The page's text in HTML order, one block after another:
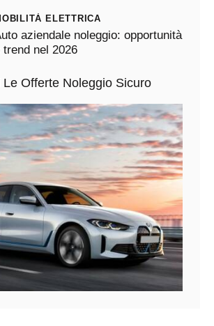
ELETTRICA
aziendale noleggio: opportunità
trend nel 2026
Le Offerte Noleggio Sicuro